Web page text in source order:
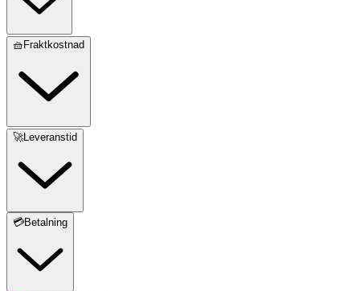
🧺Fraktkostnad
🚀Leveranstid
💳Betalning